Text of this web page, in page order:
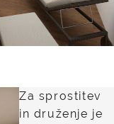
Za sprostitev
in druženje je